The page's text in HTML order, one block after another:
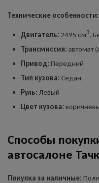
Технические особенности:
Двигатель: 2495 см3,
Трансмиссия: автомат
Привод: Передний
Тип кузова: Седан
Руль: Левый
Цвет кузова:
Способы
автосалоне
Покупка за наличные: